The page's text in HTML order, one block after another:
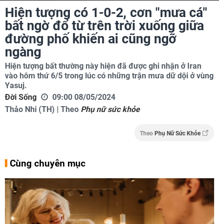
Hiện tượng có 1-0-2, cơn "mưa cá"
bất ngờ đổ từ trên trời xuống giữa
đường phố khiến ai cũng ngỡ
ngàng
Hiện tượng bất thường này hiện đã được ghi nhận ở Iran
vào hôm thứ 6/5 trong lúc có những trận mưa dữ dội ở vùng
Yasuj.
Đời Sống
09:00 08/05/2024
Thảo Nhi (TH) | Theo Phụ nữ sức khỏe
Theo Phụ Nữ Sức Khỏe
Cùng chuyên mục